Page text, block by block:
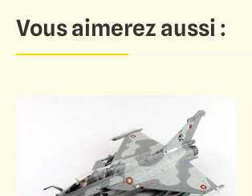
Vous aimerez aussi :